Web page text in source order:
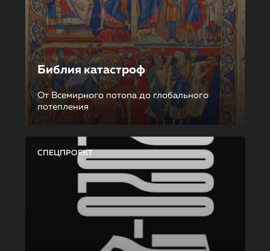
Библия катастроф
От Всемирного потопа до глобального
потепления
СПЕЦПРОЕКТ